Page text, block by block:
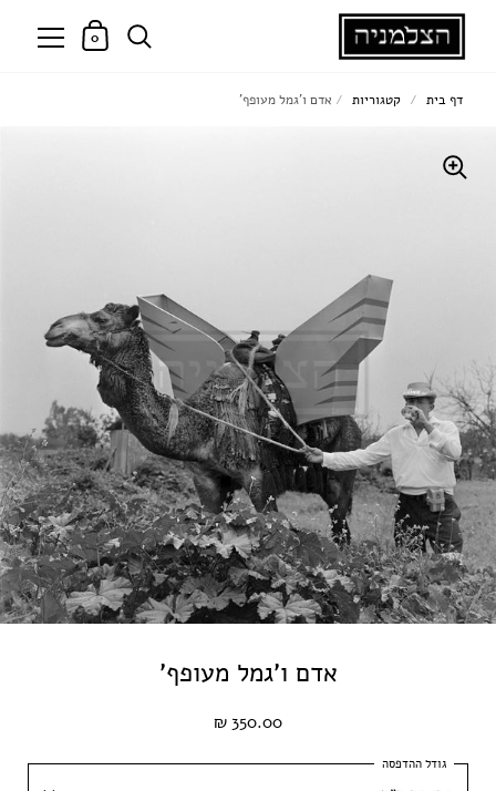
0
אדם ו'גמל מעופף'
350.00 ₪
דף בית / קטגוריות / אדם ו'גמל מעופף'